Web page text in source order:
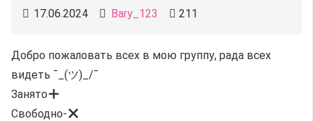
17.06.2024 Bary_123 211
Добро пожаловать всех в мою группу, рада всех
видеть ¯_(ツ)_/¯
Занято
Свободно-